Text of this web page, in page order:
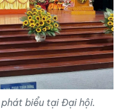
phát biểu tại Đại hội.